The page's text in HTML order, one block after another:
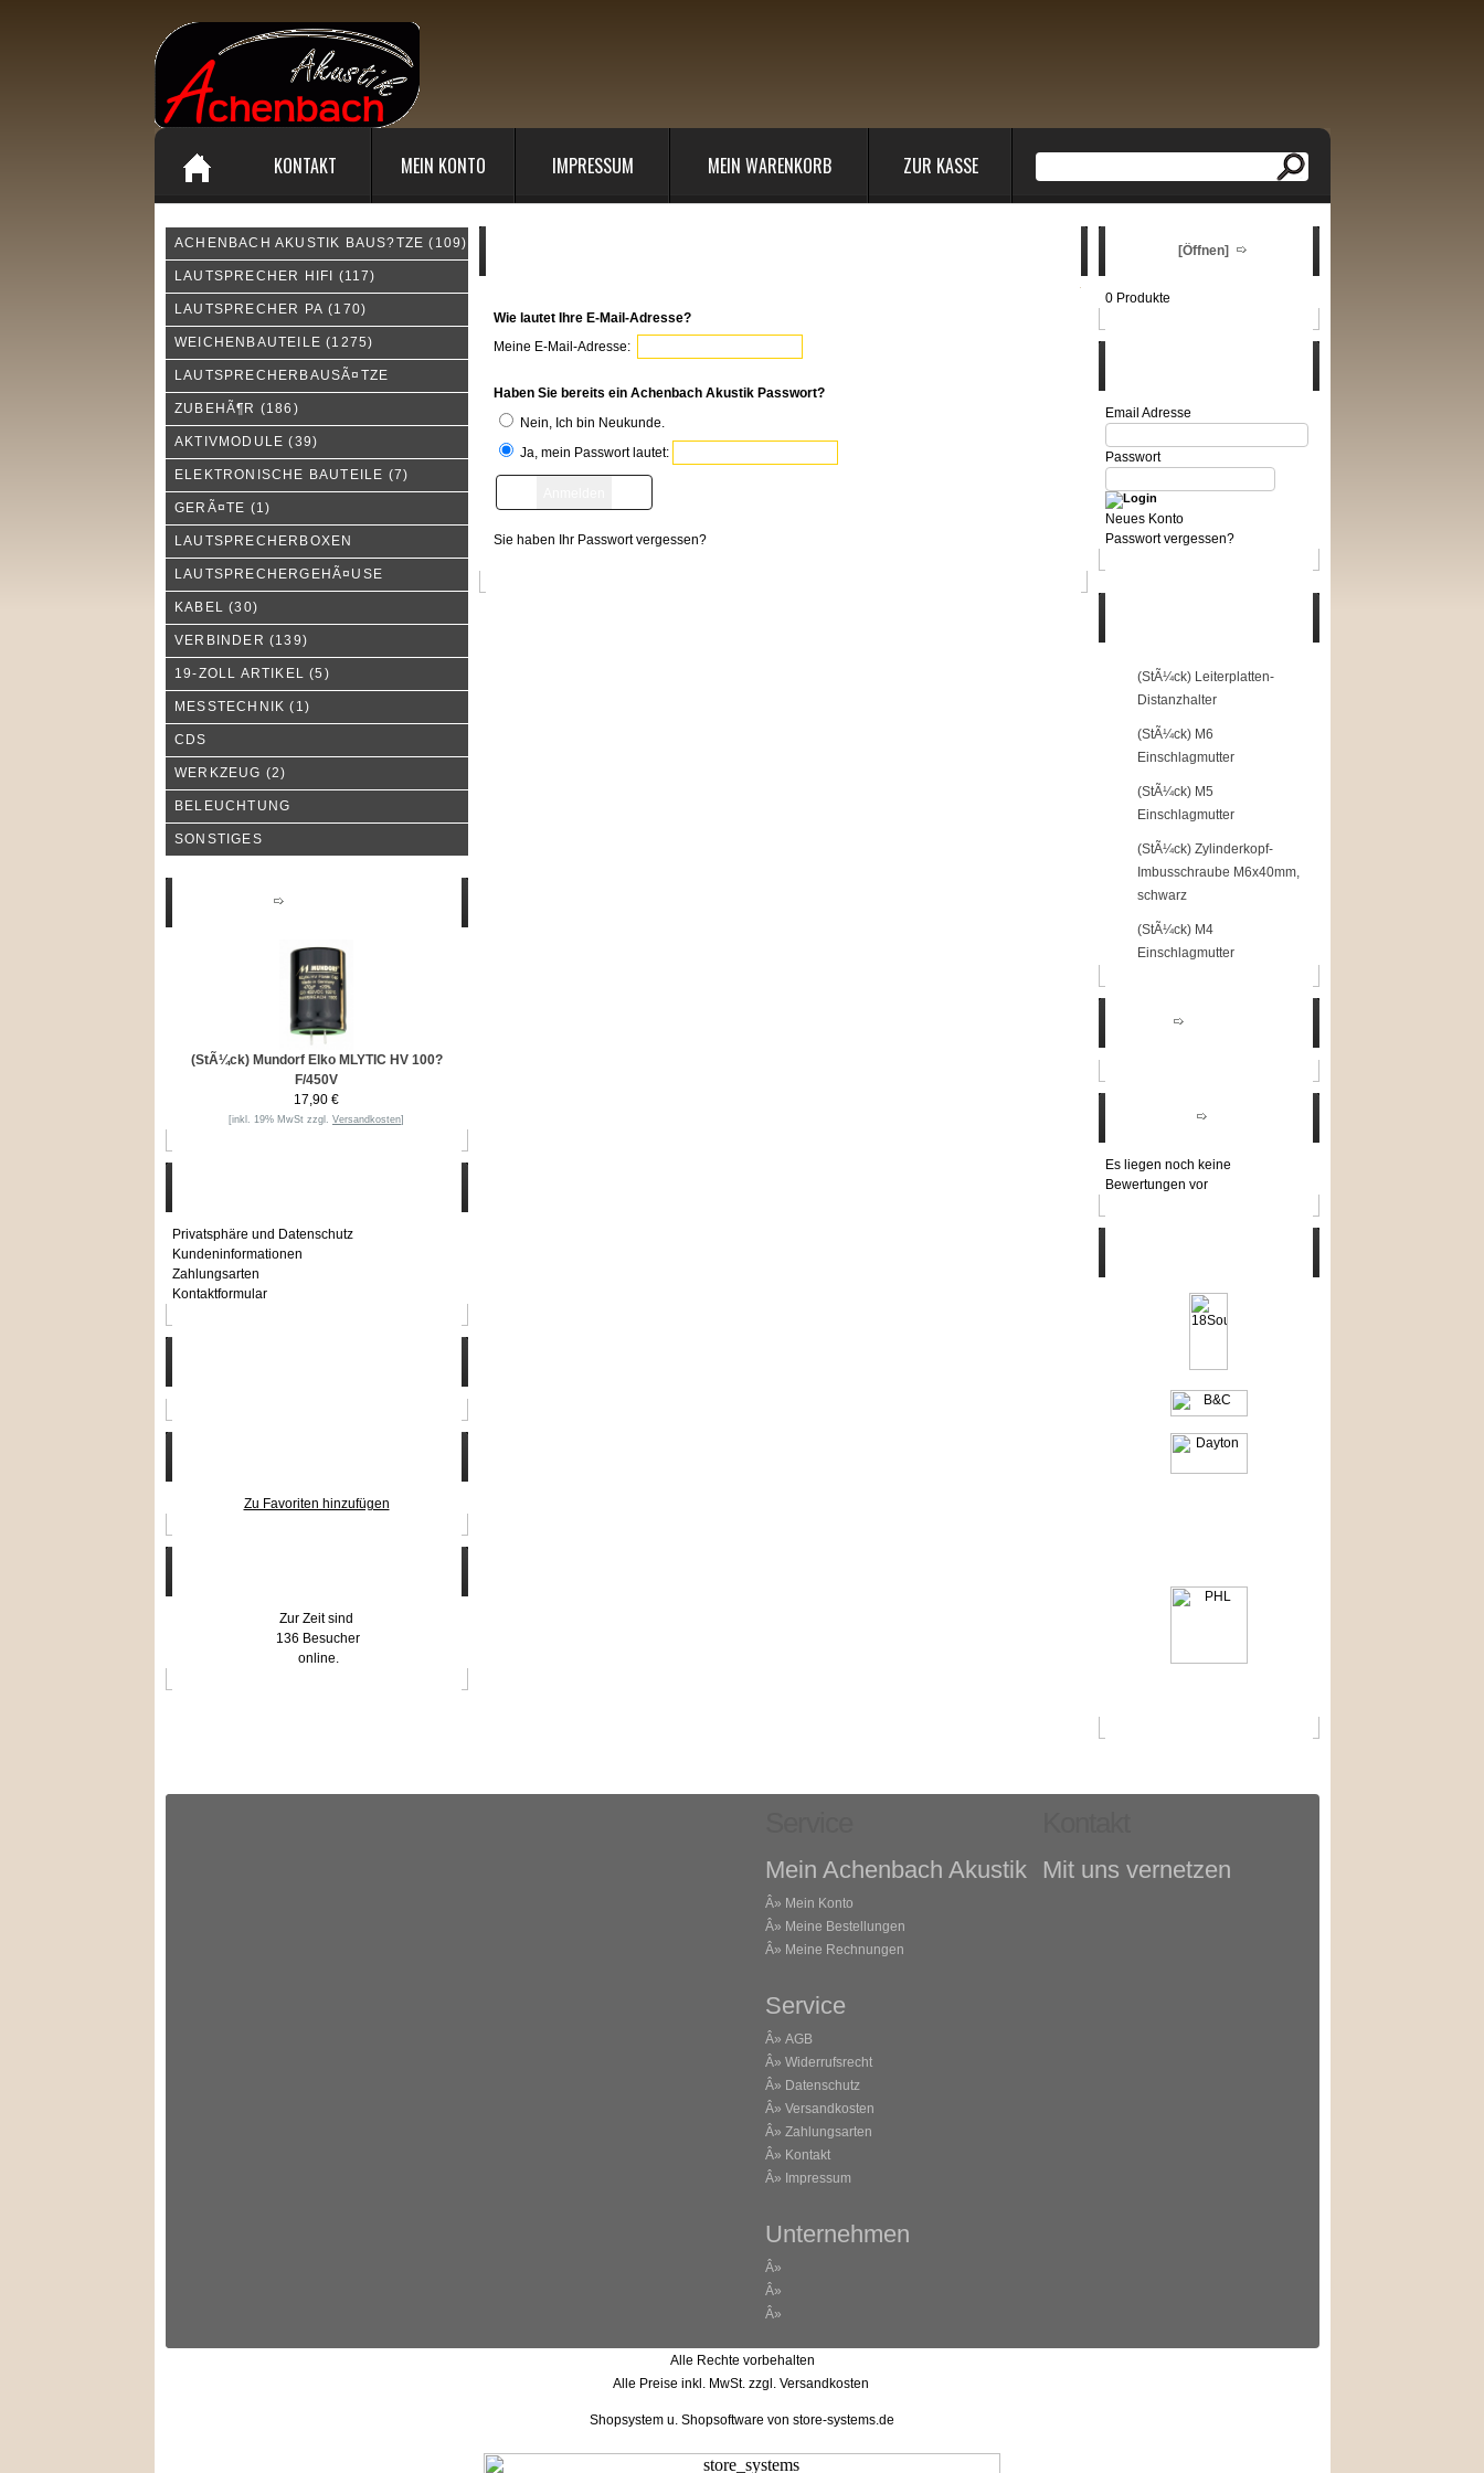
KONTAKT MEIN KONTO IMPRESSUM MEIN WARENKORB ZUR KASSE
ACHENBACH AKUSTIK BAUS?TZE (109)
LAUTSPRECHER HIFI (117)
LAUTSPRECHER PA (170)
WEICHENBAUTEILE (1275)
LAUTSPRECHERBAUSÃ¤TZE
ZUBEHÃ¶R (186)
AKTIVMODULE (39)
ELEKTRONISCHE BAUTEILE (7)
GERÃ¤TE (1)
LAUTSPRECHERBOXEN
LAUTSPRECHERGEHÃ¤USE
KABEL (30)
VERBINDER (139)
19-ZOLL ARTIKEL (5)
MESSTECHNIK (1)
CDS
WERKZEUG (2)
BELEUCHTUNG
SONSTIGES
(StÃ¼ck) Mundorf Elko MLYTIC HV 100?
F/450V
17,90 €
[inkl. 19% MwSt zzgl. Versandkosten]
Privatsphäre und Datenschutz
Kundeninformationen
Zahlungsarten
Kontaktformular
Zu Favoriten hinzufügen
Zur Zeit sind
136 Besucher
online.
Wie lautet Ihre E-Mail-Adresse?
Meine E-Mail-Adresse:
Haben Sie bereits ein Achenbach Akustik Passwort?
Nein, Ich bin Neukunde.
Ja, mein Passwort lautet:
Sie haben Ihr Passwort vergessen?
[Öffnen]
0 Produkte
Email Adresse
Passwort
Neues Konto
Passwort vergessen?
(StÃ¼ck) Leiterplatten-
Distanzhalter
(StÃ¼ck) M6
Einschlagmutter
(StÃ¼ck) M5
Einschlagmutter
(StÃ¼ck) Zylinderkopf-
Imbusschraube M6x40mm,
schwarz
(StÃ¼ck) M4
Einschlagmutter
Es liegen noch keine
Bewertungen vor
Mein Achenbach Akustik
Â» Mein Konto
Â» Meine Bestellungen
Â» Meine Rechnungen
Service
Â» AGB
Â» Widerrufsrecht
Â» Datenschutz
Â» Versandkosten
Â» Zahlungsarten
Â» Kontakt
Â» Impressum
Unternehmen
Â»
Â»
Â»
Mit uns vernetzen
Alle Rechte vorbehalten
Alle Preise inkl. MwSt. zzgl. Versandkosten
Shopsystem u. Shopsoftware von store-systems.de